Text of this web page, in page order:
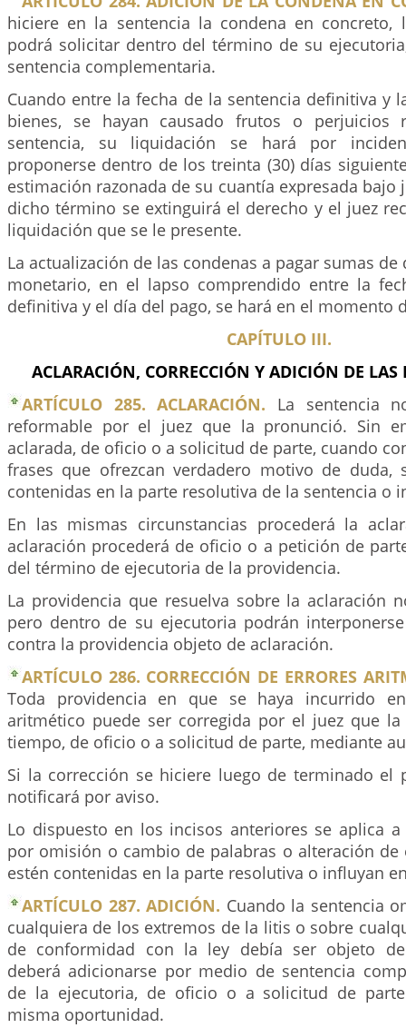
hiciere en la sentencia la condena en concreto,
podrá solicitar dentro del término de su
sentencia complementaria.
Cuando entre la fecha de la sentencia definitiva y
bienes, se hayan causado frutos o perjuicios
sentencia, su liquidación se hará por
proponerse dentro de los treinta (30) días
estimación razonada de su cuantía expresada bajo
dicho término se extinguirá el derecho y el juez
liquidación que se le presente.
La actualización de las condenas a pagar sumas
monetario, en el lapso comprendido entre la
definitiva y el día del pago, se hará en el momento
CAPÍTULO III.
ACLARACIÓN, CORRECCIÓN Y ADICIÓN DE LAS
ARTÍCULO 285. ACLARACIÓN. La sentencia
reformable por el juez que la pronunció. Sin
aclarada, de oficio o a solicitud de parte, cuando
frases que ofrezcan verdadero motivo de duda,
contenidas en la parte resolutiva de la sentencia o
En las mismas circunstancias procederá la
aclaración procederá de oficio o a petición de
del término de ejecutoria de la providencia.
La providencia que resuelva sobre la aclaración
pero dentro de su ejecutoria podrán
contra la providencia objeto de aclaración.
ARTÍCULO 286. CORRECCIÓN DE ERRORES
Toda providencia en que se haya incurrido
aritmético puede ser corregida por el juez que
tiempo, de oficio o a solicitud de parte, mediante
Si la corrección se hiciere luego de terminado el
notificará por aviso.
Lo dispuesto en los incisos anteriores se aplica
por omisión o cambio de palabras o alteración de
estén contenidas en la parte resolutiva o influyan
ARTÍCULO 287. ADICIÓN. Cuando la sentencia
cualquiera de los extremos de la litis o sobre
de conformidad con la ley debía ser objeto de
deberá adicionarse por medio de sentencia
de la ejecutoria, de oficio o a solicitud de
misma oportunidad.